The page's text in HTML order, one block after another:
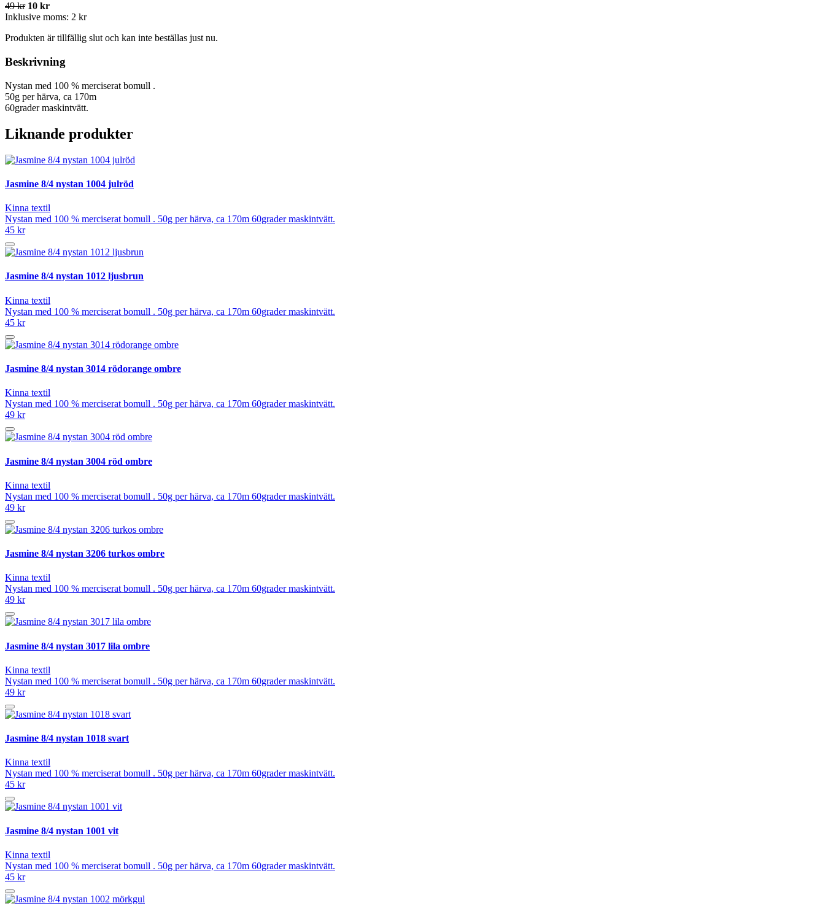
49 kr 10 kr
Inklusive moms: 2 kr
Produkten är tillfällig slut och kan inte beställas just nu.
Beskrivning
Nystan med 100 % merciserat bomull .
50g per härva, ca 170m
60grader maskintvätt.
Liknande produkter
Jasmine 8/4 nystan 1004 julröd
Kinna textil
Nystan med 100 % merciserat bomull . 50g per härva, ca 170m 60grader maskintvätt.
45 kr
Jasmine 8/4 nystan 1012 ljusbrun
Kinna textil
Nystan med 100 % merciserat bomull . 50g per härva, ca 170m 60grader maskintvätt.
45 kr
Jasmine 8/4 nystan 3014 rödorange ombre
Kinna textil
Nystan med 100 % merciserat bomull . 50g per härva, ca 170m 60grader maskintvätt.
49 kr
Jasmine 8/4 nystan 3004 röd ombre
Kinna textil
Nystan med 100 % merciserat bomull . 50g per härva, ca 170m 60grader maskintvätt.
49 kr
Jasmine 8/4 nystan 3206 turkos ombre
Kinna textil
Nystan med 100 % merciserat bomull . 50g per härva, ca 170m 60grader maskintvätt.
49 kr
Jasmine 8/4 nystan 3017 lila ombre
Kinna textil
Nystan med 100 % merciserat bomull . 50g per härva, ca 170m 60grader maskintvätt.
49 kr
Jasmine 8/4 nystan 1018 svart
Kinna textil
Nystan med 100 % merciserat bomull . 50g per härva, ca 170m 60grader maskintvätt.
45 kr
Jasmine 8/4 nystan 1001 vit
Kinna textil
Nystan med 100 % merciserat bomull . 50g per härva, ca 170m 60grader maskintvätt.
45 kr